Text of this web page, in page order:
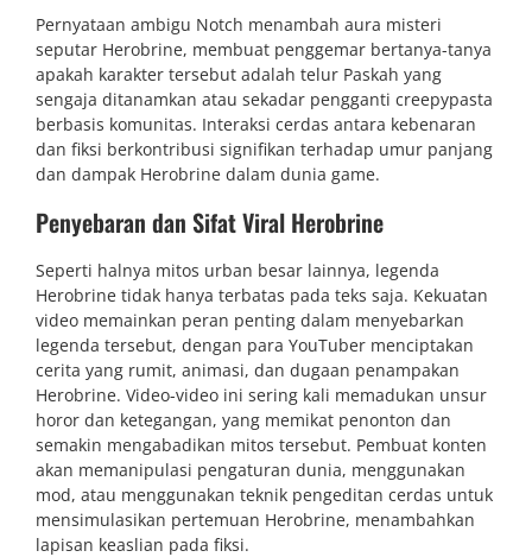
Pernyataan ambigu Notch menambah aura misteri
seputar Herobrine, membuat penggemar bertanya-tanya
apakah karakter tersebut adalah telur Paskah yang
sengaja ditanamkan atau sekadar pengganti creepypasta
berbasis komunitas. Interaksi cerdas antara kebenaran
dan fiksi berkontribusi signifikan terhadap umur panjang
dan dampak Herobrine dalam dunia game.
Penyebaran dan Sifat Viral Herobrine
Seperti halnya mitos urban besar lainnya, legenda
Herobrine tidak hanya terbatas pada teks saja. Kekuatan
video memainkan peran penting dalam menyebarkan
legenda tersebut, dengan para YouTuber menciptakan
cerita yang rumit, animasi, dan dugaan penampakan
Herobrine. Video-video ini sering kali memadukan unsur
horor dan ketegangan, yang memikat penonton dan
semakin mengabadikan mitos tersebut. Pembuat konten
akan memanipulasi pengaturan dunia, menggunakan
mod, atau menggunakan teknik pengeditan cerdas untuk
mensimulasikan pertemuan Herobrine, menambahkan
lapisan keaslian pada fiksi.